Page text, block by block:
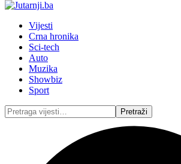
Vijesti
Crna hronika
Sci-tech
Auto
Muzika
Showbiz
Sport